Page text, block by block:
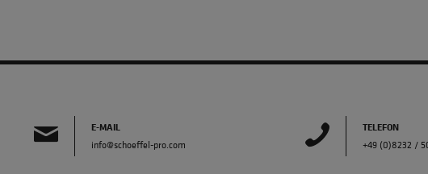
E-MAIL
info@schoeffel-pro.com
TELEFON
+49 (0)8232 /